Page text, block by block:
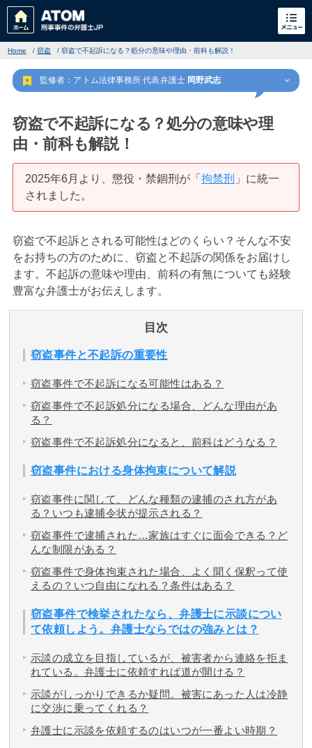
刑事事件 でお困りの方
刑事事件の無料相談
家族が逮捕された方はこちら
刑事事件の記事一覧
アトムについて知りたい方
弁護士紹介
弁護士費用
アクセス
解決実績
ご依頼者からのお手紙
Home /窃盗 /窃盗で不起訴になる？処分の意味や理由・前科も解説！
監修者：アトム法律事務所 代表弁護士 岡野武志
窃盗で不起訴になる？処分の意味や理
由・前科も解説！
2025年6月より、懲役・禁錮刑が「 拘禁刑 」に統一
されました。
窃盗で不起訴とされる可能性はどのくらい？そんな不安
をお持ちの方のために、窃盗と不起訴の関係をお届けし
ます。不起訴の意味や理由、前科の有無についても経験
豊富な弁護士がお伝えします。
目次
窃盗事件と不起訴の重要性
窃盗事件で不起訴になる可能性はある？
窃盗事件で不起訴処分になる場合、どんな理由があ
る？
窃盗事件で不起訴処分になると、前科はどうなる？
窃盗事件における身体拘束について解説
窃盗事件に関して、どんな種類の逮捕のされ方があ
る？いつも逮捕令状が提示される？
窃盗事件で逮捕された…家族はすぐに面会できる？ど
んな制限がある？
窃盗事件で身体拘束された場合、よく聞く保釈って使
えるの？いつ自由になれる？条件はある？
窃盗事件で検挙されたなら、弁護士に示談につい
て依頼しよう。弁護士ならではの強みとは？
示談の成立を目指しているが、被害者から連絡を拒ま
れている。弁護士に依頼すれば道が開ける？
示談がしっかりできるか疑問。被害にあった人は冷静
に交渉に乗ってくれる？
弁護士に示談を依頼するのはいつが一番よい時期？